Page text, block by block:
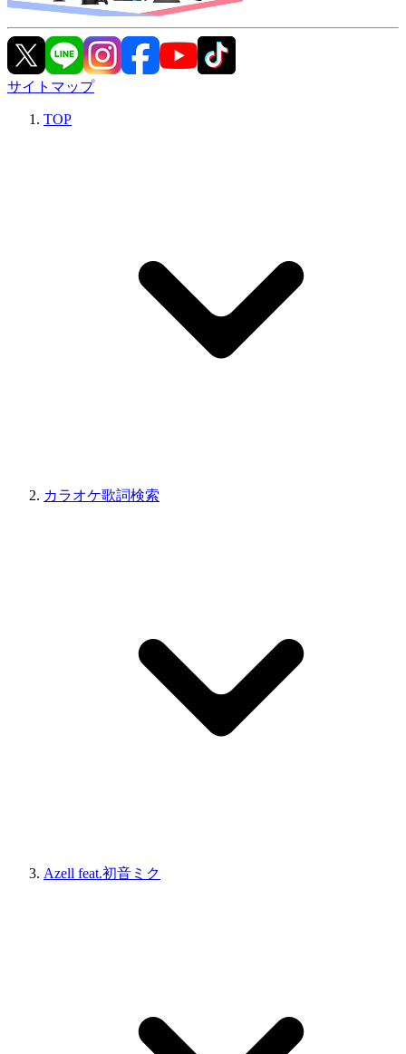
サイトマップ
TOP
カラオケ歌詞検索
Azell feat.初音ミク